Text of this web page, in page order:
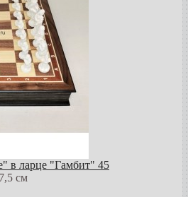
в ларце "Гамбит" 45
см